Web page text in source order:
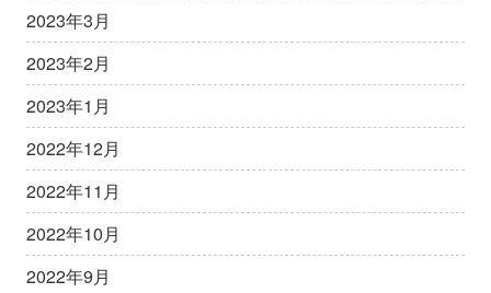
2023年3月
2023年2月
2023年1月
2022年12月
2022年11月
2022年10月
2022年9月